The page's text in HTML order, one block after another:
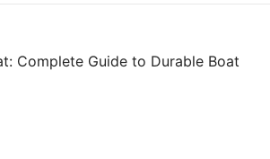
Complete Guide to Durable Boat